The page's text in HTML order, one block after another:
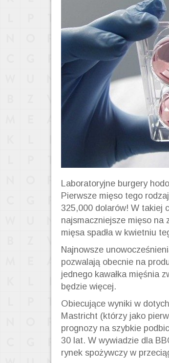
Laboratoryjne burgery
Pierwsze mięso tego
325,000 dolarów! W takiej
najsmaczniejsze mięso na
mięsa spadła w kwietniu
Najnowsze
pozwalają obecnie na
jednego kawałka mięśnia
będzie więcej.
Obiecujące wyniki w
Mastricht (którzy jako
prognozy na szybkie
30 lat. W wywiadzie dla
rynek spożywczy w